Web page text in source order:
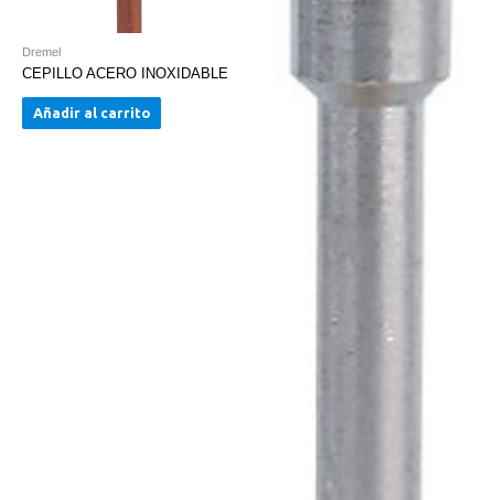
Dremel
CEPILLO ACERO INOXIDABLE
Añadir al carrito